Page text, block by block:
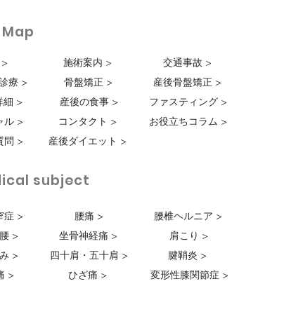
Map
施術案内 >
交通事故 >
骨盤矯正 >
産後骨盤矯正 >
療 >
細 >
産後の食事 >
ファスティング >
ル >
コンタクト >
問 >
産後ダイエット >
お役立ちコラム >
subject
症 > 腰痛 >
腰椎ヘルニア >
>
坐骨神経痛 >
肩こり >
>
四十肩・五十肩 >
腱鞘炎 >
>
ひざ痛 > 変形性膝関節症 >